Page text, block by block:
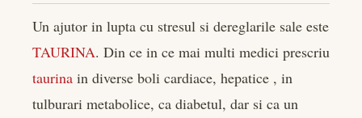
Un ajutor in lupta cu stresul si dereglarile sale este
TAURINA. Din ce in ce mai multi medici prescriu
taurina in diverse boli cardiace, hepatice , in
tulburari metabolice, ca diabetul, dar si ca un